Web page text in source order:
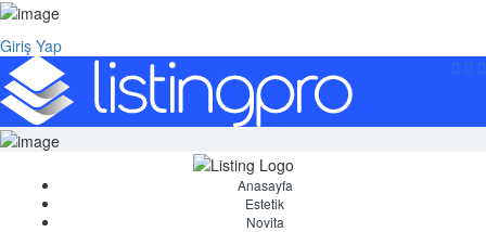
Giriş Yap
Anasayfa
Estetik
Novita